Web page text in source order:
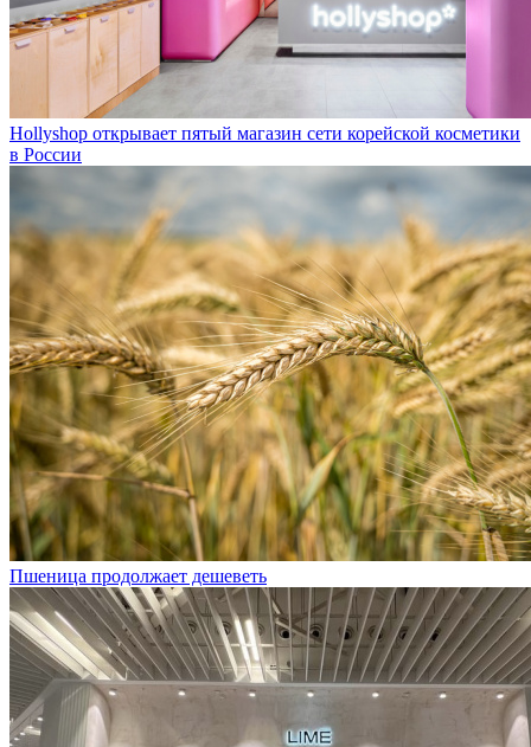
Hollyshop открывает пятый магазин сети корейской косметики
в России
Пшеница продолжает дешеветь